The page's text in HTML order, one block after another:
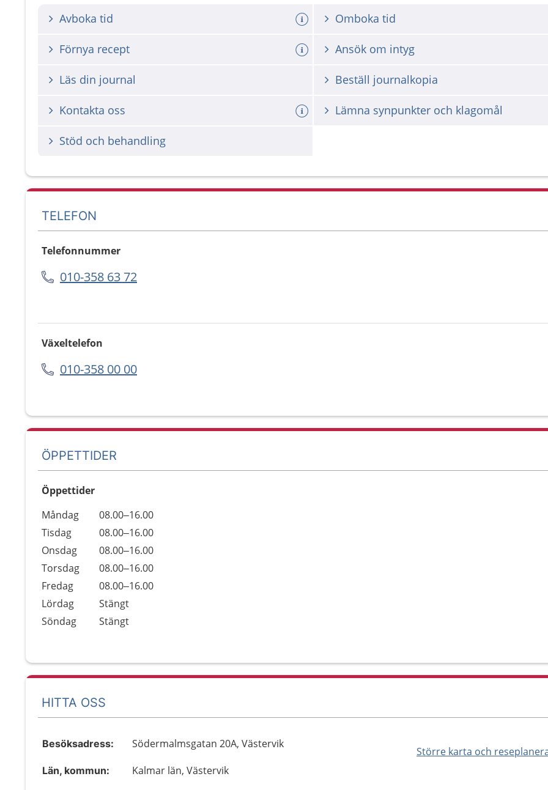
Avboka tid Omboka tid
Förnya recept Ansök om intyg
Läs din journal Beställ journalkopia
Kontakta oss Lämna synpunkter och klagomål
Stöd och behandling
TELEFON
Telefonnummer
010-358 63 72
Växeltelefon
010-358 00 00
ÖPPETTIDER
Öppettider
Dag
Öppettider
Kommentarer
Måndag
08.00–16.00
Tisdag
08.00–16.00
Onsdag
08.00–16.00
Torsdag
08.00–16.00
Fredag
08.00–16.00
Lördag
Stängt
Söndag
Stängt
HITTA OSS
Större karta och
Besöksadress: Södermalmsgatan 20A, Västervik
Län, kommun: Kalmar län, Västervik